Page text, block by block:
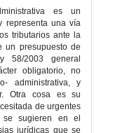
es un
representa una vía
tributarios ante la
un presupuesto de
58/2003 general
obligatorio, no
administrativa, y
Otra cosa es su
de urgentes
sugieren en el
jurídicas que se